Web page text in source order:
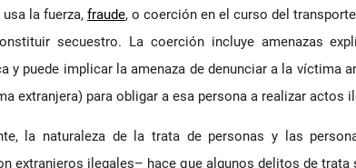
la fuerza, fraude, o coerción en el curso del
secuestro. La coerción incluye amenazas
y puede implicar la amenaza de denunciar a la víctima
extranjera) para obligar a esa persona a realizar actos
la naturaleza de la trata de personas y las
extranjeros ilegales– hace que algunos delitos de